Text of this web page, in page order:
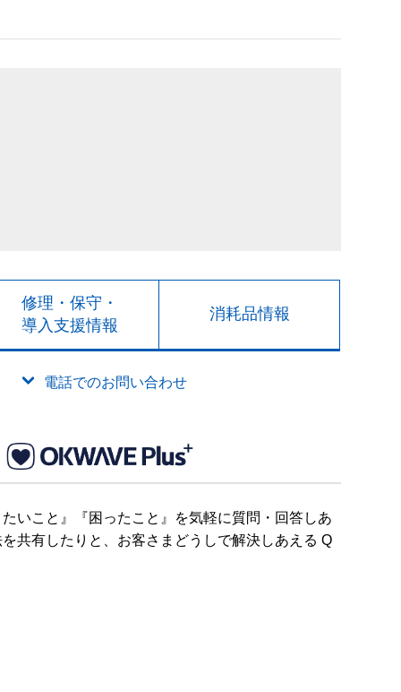
修理・保守・
導入支援情報
消耗品情報
電話でのお問い合わせ
いこと』『困ったこと』を気軽に質問・回答しあ
共有したりと、お客さまどうしで解決しあえる Q